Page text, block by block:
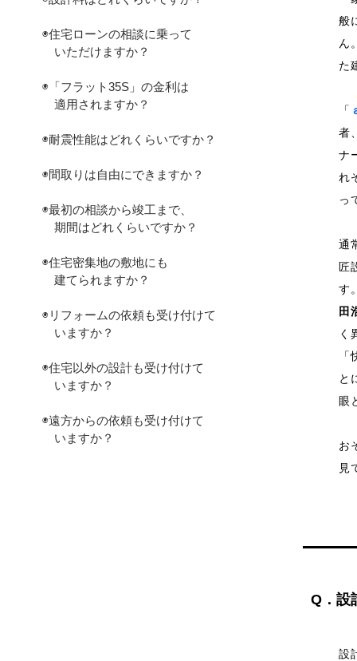
◉住宅ローンの相談に乗って
いただけますか？
◉「フラット35S」の金利は
適用されますか？
◉耐震性能はどれくらいですか？
◉間取りは自由にできますか？
◉最初の相談から竣工まで、
期間はどれくらいですか？
◉住宅密集地の敷地にも
建てられますか？
◉リフォームの依頼も受け付けて
いますか？
◉住宅以外の設計も受け付けて
いますか？
◉遠方からの依頼も受け付けて
いますか？
般
ん
た
「
者
ナ
れ
っ
通
匠
す
田
く
と
眼
お
見
Q．設
設